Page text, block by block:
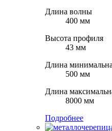
Длина волны
400 мм
Высота профиля
43 мм
Длина
500 мм
Длина
8000 мм
Подробнее